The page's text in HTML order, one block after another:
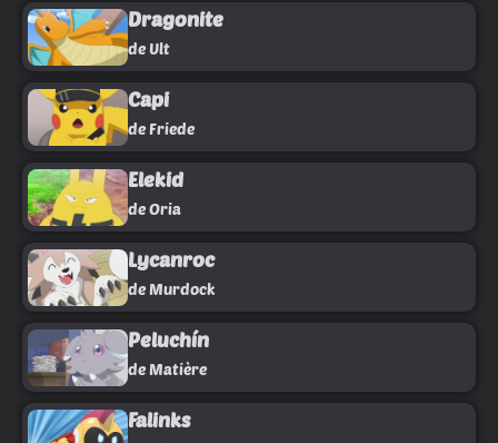
Dragonite
de Ult
Capi
de Friede
Elekid
de Oria
Lycanroc
de Murdock
Peluchín
de Matière
Falinks